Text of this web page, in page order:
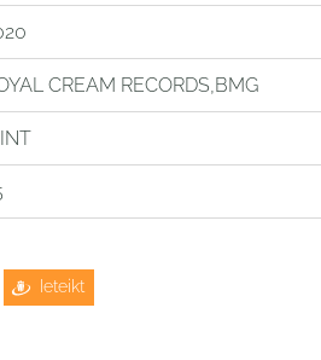
CREAM RECORDS,BMG
Ieteikt